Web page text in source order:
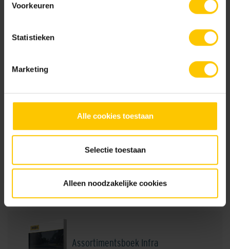
Voorkeuren
Statistieken
Marketing
Alle cookies toestaan
Selectie toestaan
Alleen noodzakelijke cookies
Donkergeel Donkergrijs
Donkerrood Dussen Lichtbruin
Gesloten toplaag van 100% kleurecht natuurlijk
een fluweelzachte uitstraling. Premium Protection
GeoRetron Excellent
GeoRetron Prestige
Brochures
Assortimentsboek Infra